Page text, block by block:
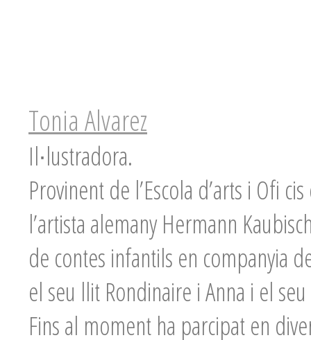
Tonia Alvarez
Il∙lustradora.
Provinent de l’Escola d’arts i Ofi
l’artista alemany Hermann
de contes infantils en companyia
el seu llit Rondinaire i Anna i el
Fins al moment ha parcipat en